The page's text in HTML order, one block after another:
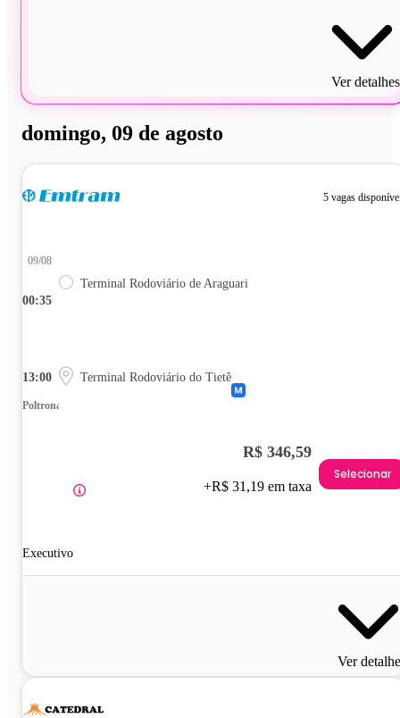
Ver detalhes
domingo, 09 de agosto
5 vagas
00:35
09/08
Terminal Rodoviário de Araguari
13:00 Terminal Rodoviário do Tietê
Poltrona
Executivo
R$ 346,59
+R$ 31,19 em taxa
Selecionar
Ver